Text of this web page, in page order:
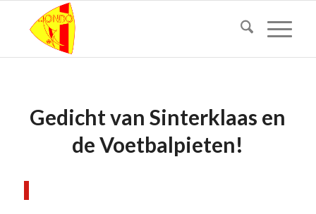
Gedicht van Sinterklaas en
de Voetbalpieten!